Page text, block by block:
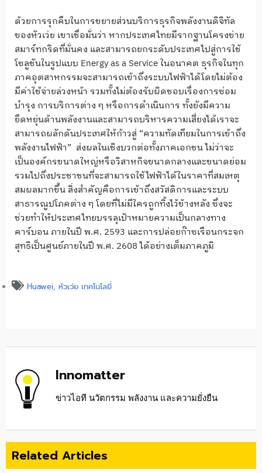
ด้วยการรุกคืบในการขยายส่วนบริการธุรกิจพลังงานดิจิทัล
ของหัวเว่ย เขาเชื่อมั่นว่า หากประเทศไทยมีรากฐานโครงข่าย
สมาร์ทกริดที่มั่นคง และสามารถยกระดับประเทศไปสู่การใช้
โซลูชันในรูปแบบ Energy as a Service ในอนาคต ธุรกิจในทุก
ภาคอุตสาหกรรมจะสามารถเข้าถึงระบบไฟฟ้าได้โดยไม่ต้อง
มีค่าใช้จ่ายล่วงหน้า รวมทั้งไม่ต้องรับผิดชอบเรื่องการซ่อม
บำรุง การบริการต่าง ๆ หรือการดำเนินการ ทั้งยังมีความ
ยืดหยุ่นด้านพลังงานและสามารถบริหารความเสี่ยงได้เราจะ
สามารถผลักดันประเทศให้ก้าวสู่ “ความทัดเทียมในการเข้าถึง
พลังงานไฟฟ้า” ส่งผลในเชิงบวกต่อทั้งภาคเอกชน ไม่ว่าจะ
เป็นองค์กรขนาดใหญ่หรือวิสาหกิจขนาดกลางและขนาดย่อม
รวมไปถึงประชาชนที่จะสามารถใช้ไฟฟ้าได้ในราคาที่สมเหตุ
สมผลมากขึ้น สิ่งสำคัญคือการเข้าถึงสวัสดิการและระบบ
สาธารณูปโภคต่าง ๆ โดยที่ไม่มีใครถูกทิ้งไว้ข้างหลัง ซึ่งจะ
ช่วยทำให้ประเทศไทยบรรลุเป้าหมายความเป็นกลางทาง
คาร์บอน ภายในปี พ.ศ. 2593 และการปล่อยก๊าซเรือนกระจก
สุทธิเป็นศูนย์ภายในปี พ.ศ. 2608 ได้อย่างเต็มภาคภูมิ
Huawei, หัวเว่ย เทคโนโลยี่
Innomatter
ข่าวไอที นวัตกรรม พลังงาน และความยั่งยืน
Related Articles